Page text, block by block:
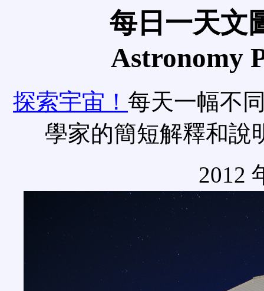
每日一天文
Astronomy
探索宇宙！ 每天一幅不
學家的簡短解釋和說
2012